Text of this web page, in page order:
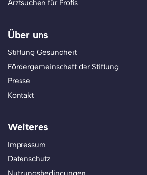
Arztsuchen für Profis
Über uns
Stiftung Gesundheit
Fördergemeinschaft der Stiftung
Presse
Kontakt
Weiteres
Impressum
Datenschutz
Nutzungsbedingungen